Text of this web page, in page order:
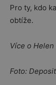
Pro ty, kdo
obtíže.
Více o
Foto: